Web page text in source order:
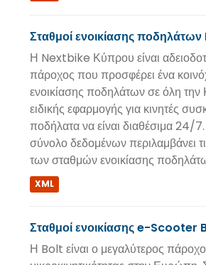
Σταθμοί ενοικίασης
Η Nextbike Κύπρου είναι
πάροχος που προσφέρει ένα
ενοικίασης ποδηλάτων σε όλη
ειδικής εφαρμογής για κινητές
ποδήλατα να είναι διαθέσιμα 24/
σύνολο δεδομένων περιλαμβάνει
των σταθμών ενοικίασης
XML
Σταθμοί ενοικίασης e-Scooter
Η Bolt είναι ο μεγαλύτερος